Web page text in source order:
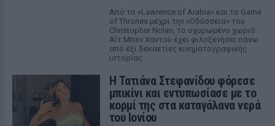
Από το «Lawrence of Arabia» και το Game
of Thrones μέχρι την «Οδύσσεια» του
Christopher Nolan, το οχυρωμένο χωριό
Αΐτ Μπεν Χαντού έχει φιλοξενήσει πάνω
από έξι δεκαετίες κινηματογραφικής
ιστορίας
Η Τατιάνα Στεφανίδου φόρεσε
μπικίνι και εντυπωσίασε με το
κορμί της στα καταγάλανα νερά
του Ιονίου